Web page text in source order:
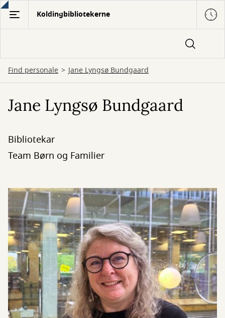
Gå
hovedindhold
Koldingbibliotekerne
Find personale Jane Lyngsø Bundgaard
Jane Lyngsø Bundgaard
Bibliotekar
Team Børn og Familier